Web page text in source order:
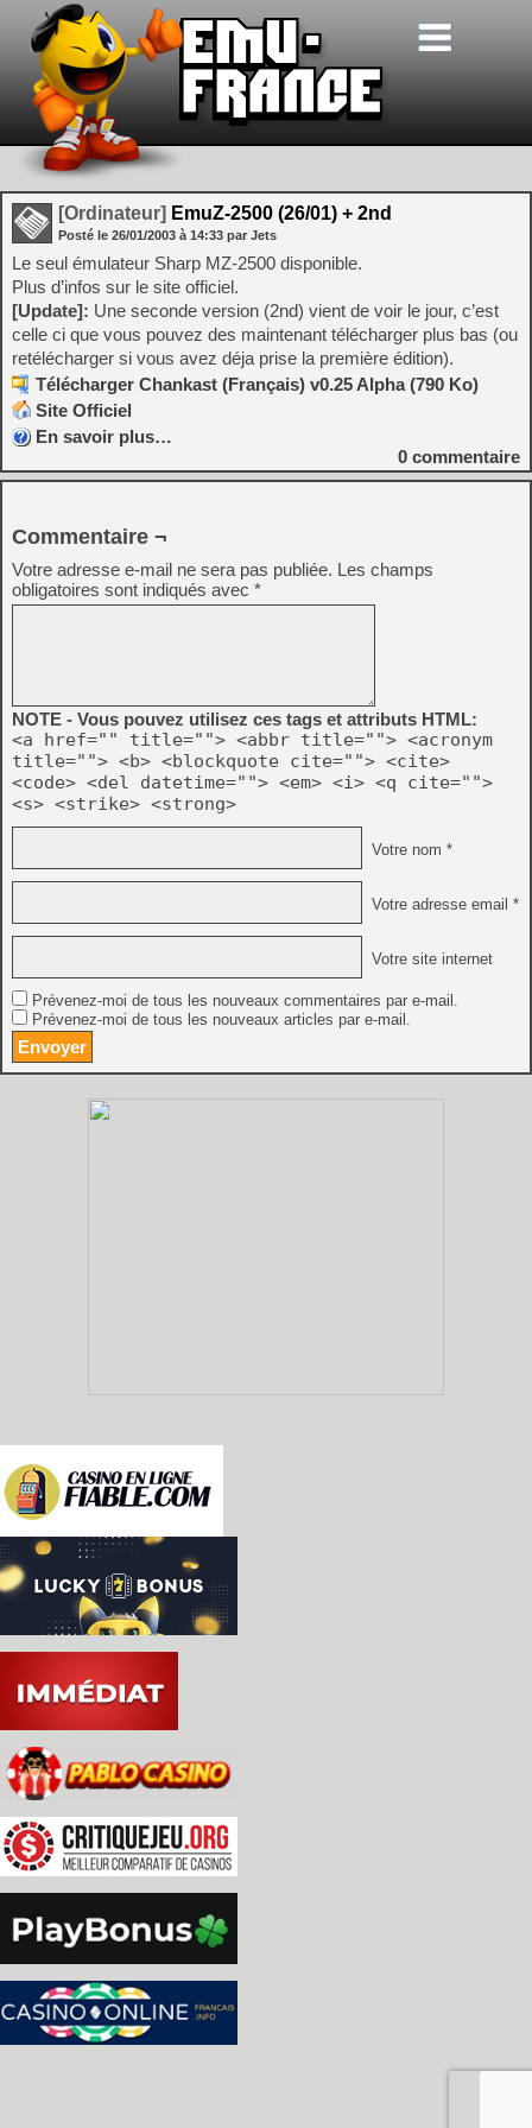
[Ordinateur] EmuZ-2500 (26/01) + 2nd
Posté le 26/01/2003 à 14:33 par Jets
Le seul émulateur Sharp MZ-2500 disponible.
Plus d’infos sur le site officiel.
[Update]: Une seconde version (2nd) vient de voir le jour, c’est
celle ci que vous pouvez des maintenant télécharger plus bas (ou
retélécharger si vous avez déja prise la première édition).
Télécharger Chankast (Français) v0.25 Alpha (790 Ko)
Site Officiel
En savoir plus…
0 commentaire
Commentaire ¬
Votre adresse e-mail ne sera pas publiée. Les champs
obligatoires sont indiqués avec *
NOTE - Vous pouvez utilisez ces tags et attributs HTML:
<a href="" title=""> <abbr title=""> <acronym
title=""> <b> <blockquote cite=""> <cite>
<code> <del datetime=""> <em> <i> <q cite="">
<s> <strike> <strong>
Votre nom *
Votre adresse email *
Votre site internet
Prévenez-moi de tous les nouveaux commentaires par e-mail.
Prévenez-moi de tous les nouveaux articles par e-mail.